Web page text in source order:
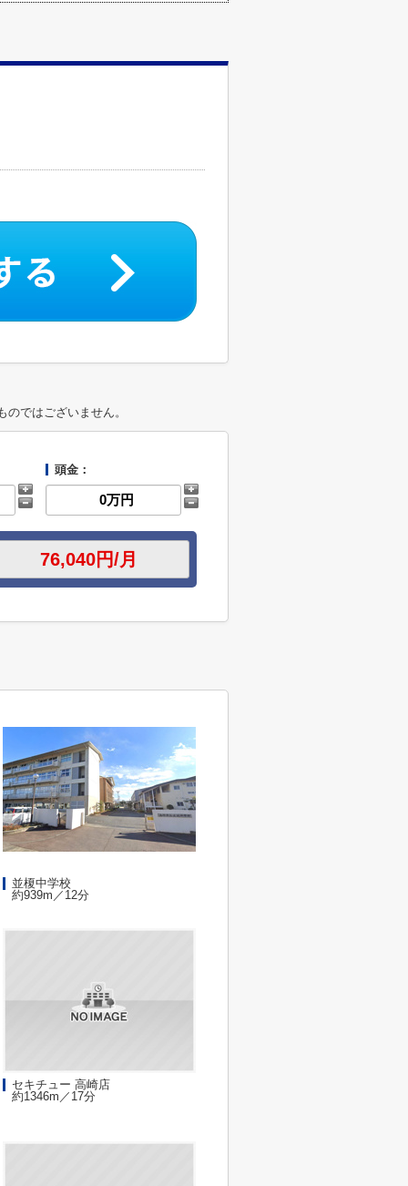
ではございません。
頭金：
並榎中学校
約939m／12分
セキチュー 高崎店
約1346m／17分